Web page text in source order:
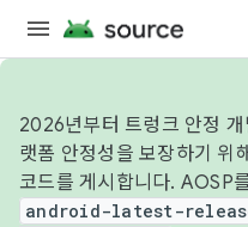
2026년부터 트렁크 안정
랫폼 안정성을 보장하기 위
코드를 게시합니다. AOSP
android-latest-